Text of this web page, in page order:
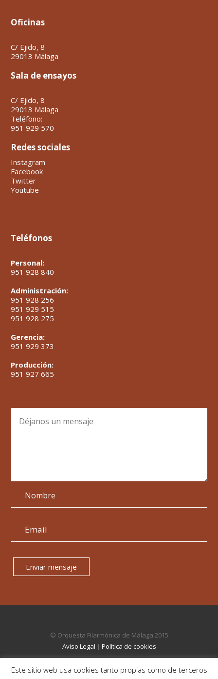
Oficinas
C/ Ejido, 8
29013 Málaga
Sala de ensayos
C/ Ejido, 8
29013 Málaga
Teléfono:
951 929 570
Redes sociales
Instagram
Facebook
Twitter
Youtube
Teléfonos
Personal:
951 928 840
Administración:
951 928 256
951 929 515
951 928 275
Gerencia:
951 929 373
Producción:
951 927 665
Enviar mensaje
© Orquesta Filarmónica de Málaga 2015
Aviso Legal | Política de cookies
Este sitio web usa cookies tanto propias como de terceros